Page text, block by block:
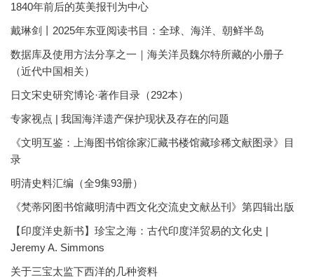
1840年前后的英美报刊为中心
戴琳剑丨2025年东亚阅读书目：全球、海洋、朝鲜半岛
数据库及使用方法分享之一｜海关洋员魏尔特所藏的小册子
（近代中国相关）
日文宋史研究博论·著作目录（292本）
专家视点 | 我国海洋遗产保护现状及存在的问题
《文明互鉴：上海图书馆徐家汇藏书楼馆藏珍稀文献图录》目
录
明清史料汇编（全9集93册）
《梵蒂冈图书馆藏明清中西文化交流史文献丛刊》第四辑出版
【印度洋史新书】珍宝之海：古代印度洋贸易的文化史 |
Jeremy A. Simmons
关于三宝太监下西洋的几种资料